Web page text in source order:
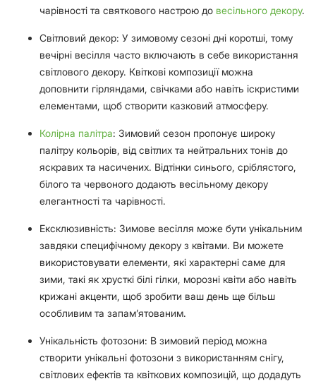
чарівності та святкового настрою до весільного декору.
Світловий декор: У зимовому сезоні дні коротші, тому
вечірні весілля часто включають в себе використання
світлового декору. Квіткові композиції можна
доповнити гірляндами, свічками або навіть іскристими
елементами, щоб створити казковий атмосферу.
Колірна палітра: Зимовий сезон пропонує широку
палітру кольорів, від світлих та нейтральних тонів до
яскравих та насичених. Відтінки синього, сріблястого,
білого та червоного додають весільному декору
елегантності та чарівності.
Ексклюзивність: Зимове весілля може бути унікальним
завдяки специфічному декору з квітами. Ви можете
використовувати елементи, які характерні саме для
зими, такі як хрусткі білі гілки, морозні квіти або навіть
крижані акценти, щоб зробити ваш день ще більш
особливим та запам’ятованим.
Унікальність фотозони: В зимовий період можна
створити унікальні фотозони з використанням снігу,
світлових ефектів та квіткових композицій, що додадуть